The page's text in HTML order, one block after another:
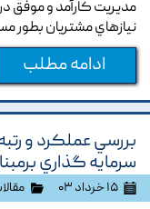
مديريت کارآمد و موفق
نيازهاي مشتريان بطور
ادامه مطلب
بررسي عملکرد و
سرمايه گذاري
۱۵ خرداد ۰۳